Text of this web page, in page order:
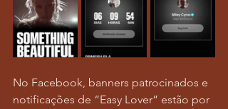
No Facebook, banners patrocinados e
notificações de “Easy Lover” estão por